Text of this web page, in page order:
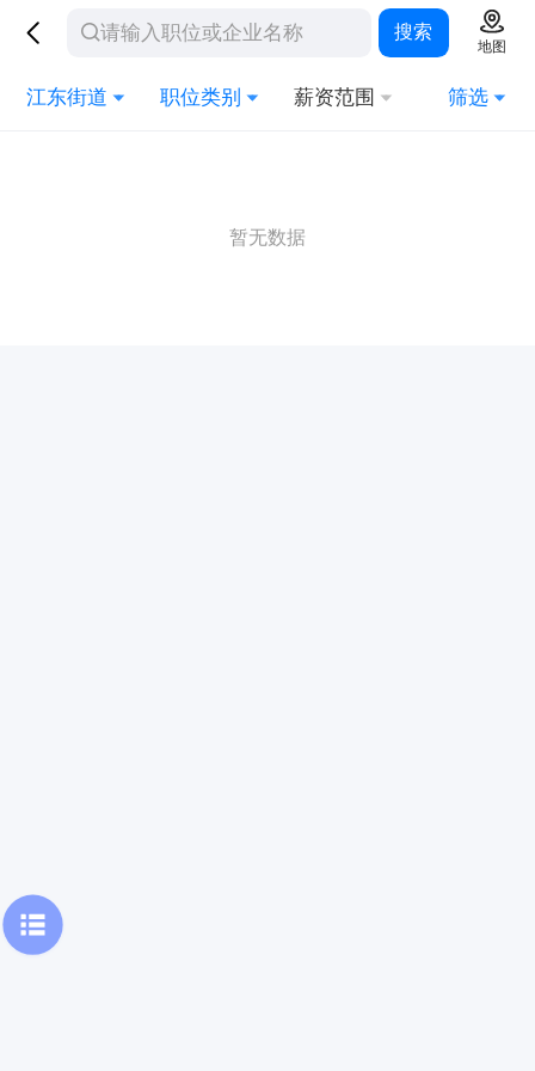
搜索
地图
江东街道 职位类别 薪资范围 筛选
暂无数据